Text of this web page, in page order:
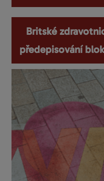
Britské
předepisování